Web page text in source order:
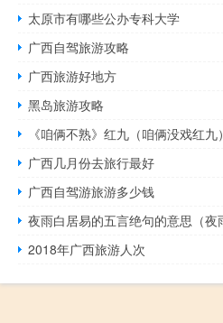
太原市有哪些公办专科大学
广西自驾旅游攻略
广西旅游好地方
黑岛旅游攻略
《咱俩不熟》红九（咱俩没戏红九）
广西几月份去旅行最好
广西自驾游旅游多少钱
2018年广西旅游人次